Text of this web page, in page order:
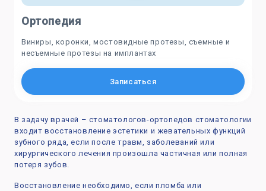
Ортопедия
Виниры, коронки, мостовидные протезы, съемные и
несъемные протезы на имплантах
Записаться
В задачу врачей – стоматологов-ортопедов стоматологии
входит восстановление эстетики и жевательных функций
зубного ряда, если после травм, заболеваний или
хирургического лечения произошла частичная или полная
потеря зубов.
Восстановление необходимо, если пломба или